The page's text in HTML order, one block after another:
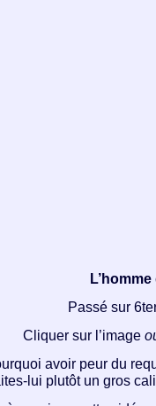
Passé sur
Cliquer sur l’image
avoir peur du
lui plutôt un gros